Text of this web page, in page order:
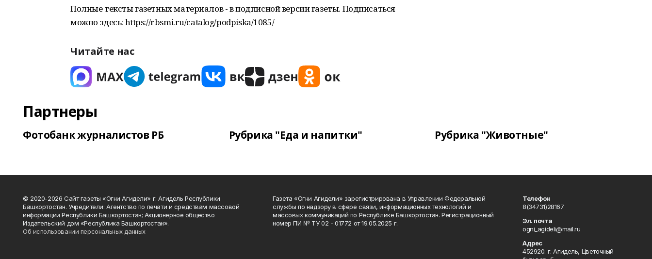
Полные тексты газетных материалов - в подписной версии газеты. Подписаться
можно здесь: https://rbsmi.ru/catalog/podpiska/1085/
Читайте нас
Партнеры
Фотобанк журналистов РБ Рубрика "Еда и напитки" Рубрика "Животные"
© 2020-2026 Сайт газеты «Огни Агидели» г. Агидель Республики
Башкортостан. Учредители: Агентство по печати и средствам массовой
информации Республики Башкортостан; Акционерное общество
Издательский дом «Республика Башкортостан».
Об использовании персональных данных
Газета «Огни Агидели» зарегистрирована в Управлении Федеральной
службы по надзору в сфере связи, информационных технологий и
массовых коммуникаций по Республике Башкортостан. Регистрационный
номер ПИ № ТУ 02 - 01772 от 19.05.2025 г.
Телефон
8(34731)28167
Эл. почта
ogni_agideli@mail.ru
Адрес
452920. г. Агидель, Цветочный